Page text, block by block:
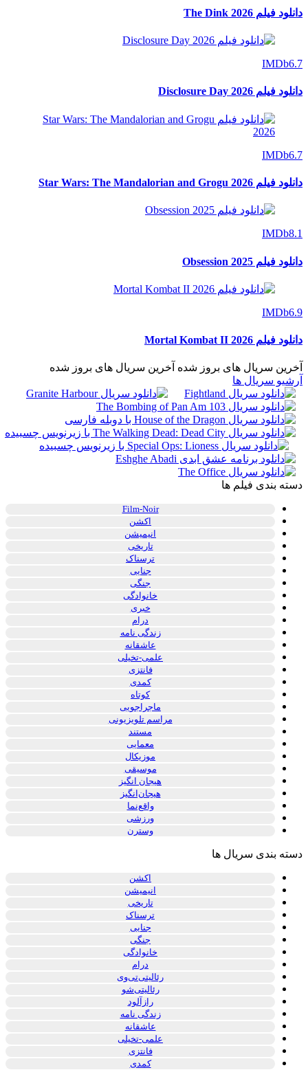
دانلود فیلم The Dink 2026
IMDb6.7
دانلود فیلم Disclosure Day 2026
IMDb6.7
دانلود فیلم Star Wars: The Mandalorian and Grogu 2026
IMDb8.1
دانلود فیلم Obsession 2025
IMDb6.9
دانلود فیلم Mortal Kombat II 2026
آخرین سریال های بروز شده آخرین سریال های بروز شده
آرشیو سریال ها
دسته بندی فیلم ها
Film-Noir
اکشن
انیمیشن
تاریخی
ترسناک
جنایی
جنگی
خانوادگی
خبری
درام
زندگی نامه
عاشقانه
علمی-تخیلی
فانتزی
کمدی
کوتاه
ماجراجویی
مراسم تلویزیونی
مستند
معمایی
موزیکال
موسیقی
هیجان انگیز
هیجان‌انگیز
واقع‌نما
ورزشی
وسترن
دسته بندی سریال ها
اکشن
انیمیشن
تاریخی
ترسناک
جنایی
جنگی
خانوادگی
درام
رئالیتی‌تی‌وی
رئالیتی‌شو
رازآلود
زندگی نامه
عاشقانه
علمی-تخیلی
فانتزی
کمدی